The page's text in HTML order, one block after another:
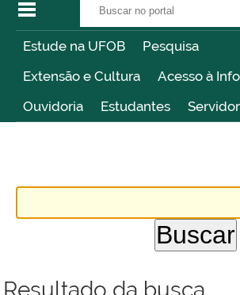
Estude na UFOB
Pesquisa
Extensão e Cultura
Acesso à
Ouvidoria
Estudantes
Resultado da busca